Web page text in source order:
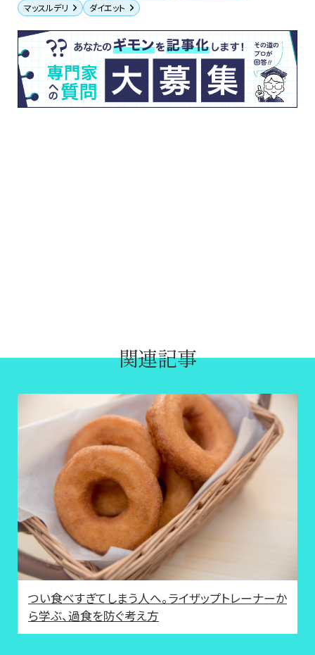
マッスルデリ
ダイエット
関連記事
つい食べすぎてしまう人へ。ライザップトレーナーか
ら学ぶ、過食を防ぐ考え方